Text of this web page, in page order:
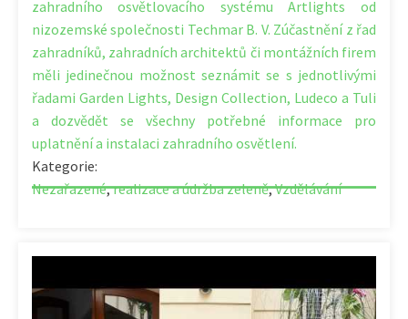
zahradního osvětlovacího systému Artlights od
nizozemské společnosti Techmar B. V. Zúčastnění z řad
zahradníků, zahradních architektů či montážních firem
měli jedinečnou možnost seznámit se s jednotlivými
řadami Garden Lights, Design Collection, Ludeco a Tuli
a dozvědět se všechny potřebné informace pro
uplatnění a instalaci zahradního osvětlení.
Kategorie:
Nezařazené,realizace a údržba zeleně,Vzdělávání